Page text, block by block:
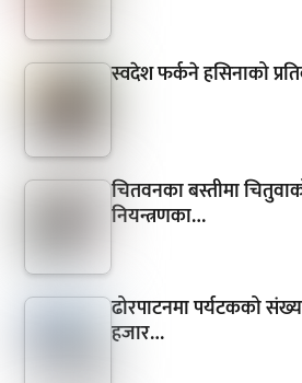
स्वदेश फर्कने हसिनाको
चितवनका बस्तीमा
नियन्त्रणका…
ढोरपाटनमा पर्यटकको
हजार…